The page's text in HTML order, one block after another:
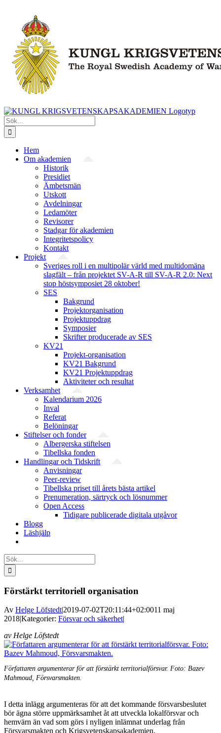
innehållet
Sök
efter:
Hem
Om akademien
Historik
Presidiet
Ämbetsmän
Utskott
Avdelningar
Ledamöter
Revisorer
Stadgar för akademien
Integritetspolicy
Kontakt
Projekt
Sveriges roll i en multipolär värld med multidomäna
slagfält – från projektet SV-A-R till SV-A-R 2.0: Next
stop höstsymposiet 28 oktober!
SES
Bakgrund
Projekt­organisation
Projektuppdrag
Symposier
Skrifter producerade av SES
KV21
Projekt-organisation
KV21 Bakgrund
KV21 Projektuppdrag
Aktiviteter och resultat
Verksamhet
Kalendarium 2026
Inval
Referat
Belöningar
Stiftelser och fonder
Albergerska stiftelsen
Tibellska fonden
Handlingar och Tidskrift
Anvisningar
Peer-review
Tibellska priset till årets bästa artikel
Prenumeration, särtryck och lösnummer
Open Access
Tidigare publicerade digitala utgåvor
Blogg
Läshjälp
Sök
efter:
Förstärkt territoriell organisation
Av Helge Löfstedt|2019-07-02T20:11:44+02:0011 maj
2018|Kategorier: Försvar och säkerhet|
av Helge Löfstedt
Författaren argumenterar för att förstärkt territorialförsvar. Foto: Bazev
Mahmoud, Försvarsmakten.
I detta inlägg argumenteras för att det kommande försvarsbeslutet
bör ägna större uppmärksamhet åt att utveckla lokalförsvar och
hemvärn än vad som görs i nyligen inlämnat underlag från
Försvarsmakten och Krigsvetenskaps­akademien.